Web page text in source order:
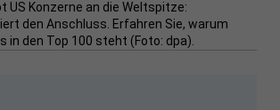
US Konzerne an die Weltspitze:
den Anschluss. Erfahren Sie, warum
in den Top 100 steht (Foto: dpa).